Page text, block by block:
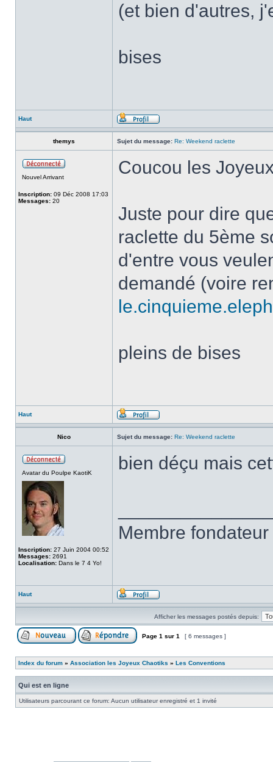
(et bien d'autres,
bises
Haut
themys Sujet du message: Re: Weekend raclette
Nouvel Arrivant
Inscription: 09 Déc 2008 17:03
Messages: 20
Coucou les
Juste pour dire
raclette du 5ème
d'entre vous
demandé (voire
pleins de bises
Haut
Nico Sujet du message: Re: Weekend raclette
Avatar du Poulpe KaotiK
Inscription: 27 Juin 2004 00:52
Messages: 2691
Localisation: Dans le 7 4 Yo!
bien déçu mais
Membre
Haut
Afficher les messages postés depuis:
Page 1 sur 1 [ 6 messages ]
Index du forum » Association les Joyeux Chaotiks » Les Conventions
Qui est en ligne
Utilisateurs parcourant ce forum: Aucun utilisateur enregistré et 1 invité